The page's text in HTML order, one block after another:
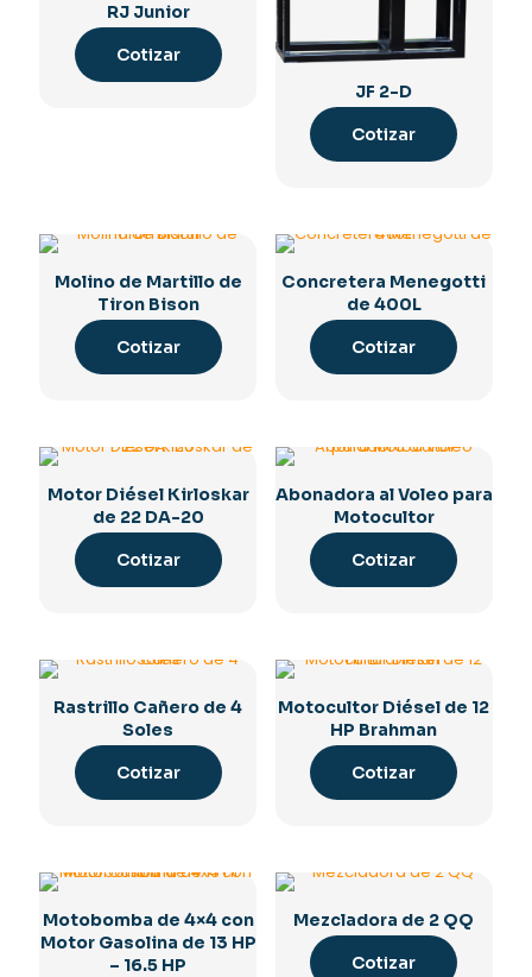
RJ Junior
Cotizar
JF 2-D
Cotizar
Molino de Martillo de
Tiron Bison
Cotizar
Concretera Menegotti
de 400L
Cotizar
Motor Diésel Kirloskar
de 22 DA-20
Cotizar
Abonadora al Voleo para
Motocultor
Cotizar
Rastrillo Cañero de 4
Soles
Cotizar
Motocultor Diésel de 12
HP Brahman
Cotizar
Motobomba de 4×4 con
Motor Gasolina de 13 HP
– 16.5 HP
Mezcladora de 2 QQ
Cotizar